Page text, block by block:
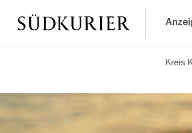
Kreis